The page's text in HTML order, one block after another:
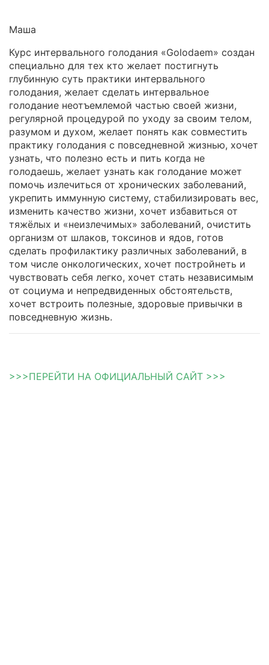
Маша
Курс интервального голодания «Golodaem» создан
специально для тех кто желает постигнуть
глубинную суть практики интервального
голодания, желает сделать интервальное
голодание неотъемлемой частью своей жизни,
регулярной процедурой по уходу за своим телом,
разумом и духом, желает понять как совместить
практику голодания с повседневной жизнью, хочет
узнать, что полезно есть и пить когда не
голодаешь, желает узнать как голодание может
помочь излечиться от хронических заболеваний,
укрепить иммунную систему, стабилизировать вес,
изменить качество жизни, хочет избавиться от
тяжёлых и «неизлечимых» заболеваний, очистить
организм от шлаков, токсинов и ядов, готов
сделать профилактику различных заболеваний, в
том числе онкологических, хочет постройнеть и
чувствовать себя легко, хочет стать независимым
от социума и непредвиденных обстоятельств,
хочет встроить полезные, здоровые привычки в
повседневную жизнь.
>>>ПЕРЕЙТИ НА ОФИЦИАЛЬНЫЙ САЙТ >>>